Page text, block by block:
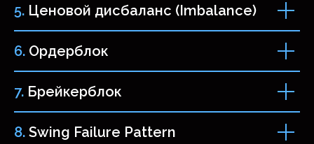
5. Ценовой дисбаланс (Imbalance)
6. Ордерблок
7. Брейкерблок
8. Swing Failure Pattern
Каждый ученикограничит
свои убытки, научится